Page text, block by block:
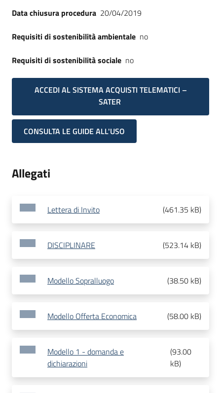
Data chiusura procedura 20/04/2019
Requisiti di sostenibilità ambientale no
Requisiti di sostenibilità sociale no
ACCEDI AL SISTEMA ACQUISTI TELEMATICI –
SATER
CONSULTA LE GUIDE ALL'USO
Allegati
Lettera di Invito (461.35 kB)
DISCIPLINARE (523.14 kB)
Modello Sopralluogo (38.50 kB)
Modello Offerta Economica (58.00 kB)
Modello 1 - domanda e
dichiarazioni
(93.00
kB)